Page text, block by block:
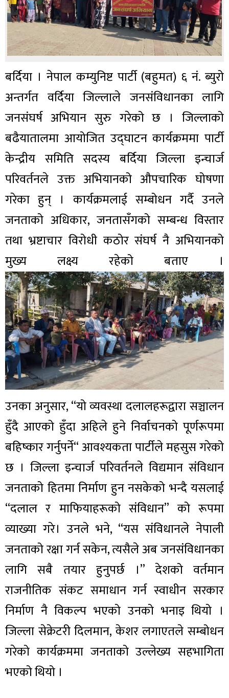
बर्दिया । नेपाल कम्युनिष्ट पार्टी (बहुमत) ६ नं. ब्युरो
अन्तर्गत वर्दिया जिल्लाले जनसंविधानका लागि
जनसंघर्ष अभियान सुरु गरेको छ । जिल्लाको
बढैयातालमा आयोजित उद्घाटन कार्यक्रममा पार्टी
केन्द्रीय समिति सदस्य बर्दिया जिल्ला इन्चार्ज
परिवर्तनले उक्त अभियानको औपचारिक घोषणा
गरेका हुन् । कार्यक्रमलाई सम्बोधन गर्दै उनले
जनताको अधिकार, जनतासँगको सम्बन्ध विस्तार
तथा भ्रष्टाचार विरोधी कठोर संघर्ष नै अभियानको
मुख्य लक्ष्य रहेको बताए ।
उनका अनुसार, “यो व्यवस्था दलालहरूद्वारा सञ्चालन
हुँदै आएको हुँदा अहिले हुने निर्वाचनको पूर्णरूपमा
बहिष्कार गर्नुपर्ने“ आवश्यकता पार्टीले महसुस गरेको
छ । जिल्ला इन्चार्ज परिवर्तनले विद्यमान संविधान
जनताको हितमा निर्माण हुन नसकेको भन्दै यसलाई
“दलाल र माफियाहरूको संविधान” को रूपमा
व्याख्या गरे। उनले भने, “यस संविधानले नेपाली
जनताको रक्षा गर्न सकेन, त्यसैले अब जनसंविधानका
लागि सबै तयार हुनुपर्छ ।” देशको वर्तमान
राजनीतिक संकट समाधान गर्न स्वाधीन सरकार
निर्माण नै विकल्प भएको उनको भनाइ थियो ।
जिल्ला सेक्रेटरी दिलमान, केशर लगाएतले सम्बोधन
गरेको कार्यक्रममा जनताको उल्लेख्य सहभागिता
भएको थियो ।